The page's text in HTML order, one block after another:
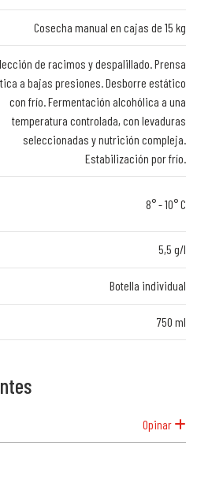
Cosecha manual en cajas de 15 kg
de racimos y despalillado. Prensa
a bajas presiones. Desborre estático
con frío. Fermentación alcohólica a una
temperatura controlada, con levaduras
seleccionadas y nutrición compleja.
Estabilización por frío.
8° - 10° C
5,5 g/l
Botella individual
750 ml
Opinar